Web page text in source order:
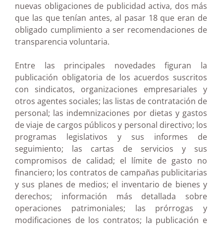
nuevas obligaciones de publicidad activa, dos más
que las que tenían antes, al pasar 18 que eran de
obligado cumplimiento a ser recomendaciones de
transparencia voluntaria.
Entre las principales novedades figuran la
publicación obligatoria de los acuerdos suscritos
con sindicatos, organizaciones empresariales y
otros agentes sociales; las listas de contratación de
personal; las indemnizaciones por dietas y gastos
de viaje de cargos públicos y personal directivo; los
programas legislativos y sus informes de
seguimiento; las cartas de servicios y sus
compromisos de calidad; el límite de gasto no
financiero; los contratos de campañas publicitarias
y sus planes de medios; el inventario de bienes y
derechos; información más detallada sobre
operaciones patrimoniales; las prórrogas y
modificaciones de los contratos; la publicación e